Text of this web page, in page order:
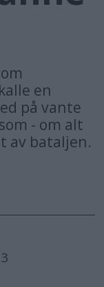
en
på vante
- om alt
av bataljen.